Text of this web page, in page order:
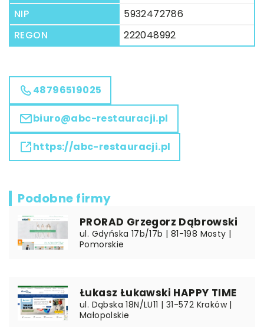
NIP
5932472786
REGON
222048992
48796519025
biuro@abc-restauracji.pl
https://abc-restauracji.pl
Podobne firmy
PRORAD Grzegorz Dąbrowski
ul. Gdyńska 17b/17b | 81-198 Mosty |
Pomorskie
Łukasz Łukawski HAPPY TIME
ul. Dąbska 18N/LU11 | 31-572 Kraków |
Małopolskie